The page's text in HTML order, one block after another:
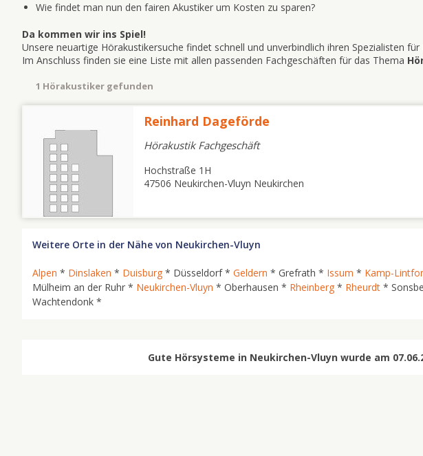
Wie findet man nun den fairen Akustiker um Kosten zu sparen?
Da kommen wir ins Spiel!
Unsere neuartige Hörakustikersuche findet schnell und unverbindlich ihren Spezialisten
Im Anschluss finden sie eine Liste mit allen passenden Fachgeschäften für das Thema
1 Hörakustiker gefunden
Reinhard Dageförde
Hörakustik Fachgeschäft
Hochstraße 1H
47506 Neukirchen-Vluyn Neukirchen
Weitere Orte in der Nähe von Neukirchen-Vluyn
Alpen * Dinslaken * Duisburg * Düsseldorf * Geldern * Grefrath * Issum * Kamp-
Mülheim an der Ruhr * Neukirchen-Vluyn * Oberhausen * Rheinberg * Rheurdt *
Wachtendonk *
Gute Hörsysteme in Neukirchen-Vluyn wurde am